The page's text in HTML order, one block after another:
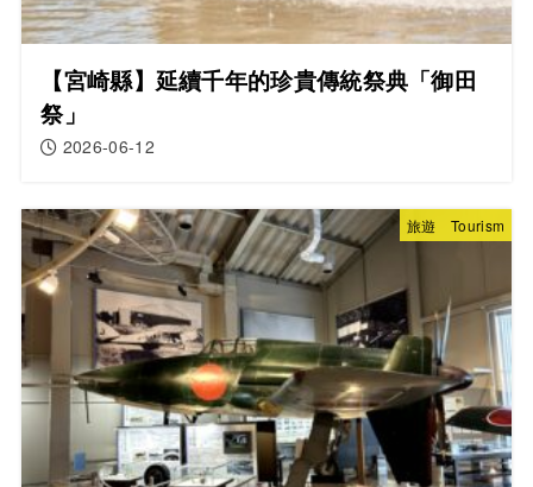
【宮崎縣】延續千年的珍貴傳統祭典「御田
祭」
2026-06-12
旅遊 Tourism